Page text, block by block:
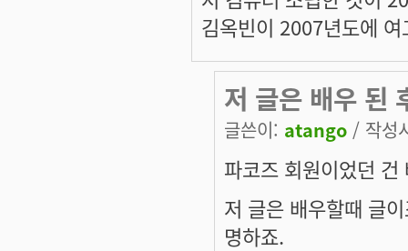
김옥빈이 2007년도에
저 글은 배우 된
글쓴이: atango / 작성
파코즈 회원이었던
저 글은 배우할때 글
명하죠.